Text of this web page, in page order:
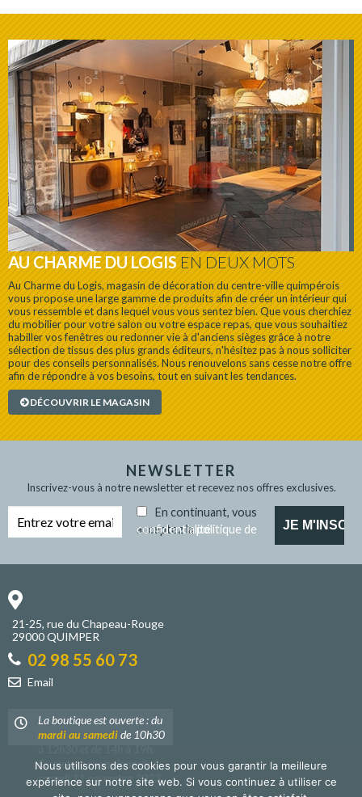
AU CHARME DU LOGISEN DEUX MOTS
Au Charme du Logis, magasin de décoration du centre-ville quimpérois
vous propose une large gamme de produits afin de créer un intérieur qui
vous ressemble et dans lequel vous vous sentez bien. Que vous cherchiez
du mobilier pour votre salon ou votre espace repas, que vous souhaitiez
habiller vos fenêtres ou redonner vie à d'anciens sièges grâce à notre
sélection de tissus des plus grands éditeurs, n'hésitez pas à nous solliciter
pour des conseils personnalisés. Nous renouvelons sans cesse notre offre
afin de répondre à vos besoins, tout en suivant les tendances.
DÉCOUVRIR LE MAGASIN
NEWSLETTER
Inscrivez-vous à notre newsletter et recevez nos offres exclusives.
En continuant, vous
acceptez la
politique de confidentialité
21-25, rue du Chapeau-Rouge
29000 QUIMPER
02 98 55 60 73
Email
La boutique est ouverte : du
mardi au samedide 10h30
Fermeture exceptionnelle
samedi 11 novembre 2023.
Nous utilisons des cookies pour vous garantir la meilleure
expérience sur notre site web. Si vous continuez à utiliser ce